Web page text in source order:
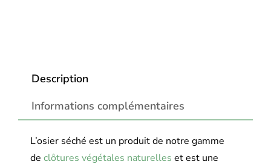
Description
Informations complémentaires
L’osier séché est un produit de notre gamme
de clôtures végétales naturelles et est une